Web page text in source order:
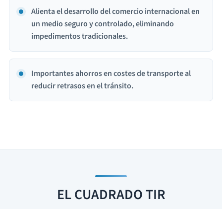
Alienta el desarrollo del comercio internacional en
un medio seguro y controlado, eliminando
impedimentos tradicionales.
Importantes ahorros en costes de transporte al
reducir retrasos en el tránsito.
EL CUADRADO TIR